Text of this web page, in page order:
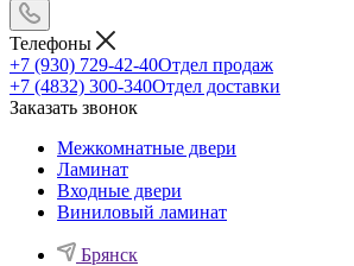
Телефоны
+7 (930) 729-42-40Отдел продаж
+7 (4832) 300-340Отдел доставки
Заказать звонок
Межкомнатные двери
Ламинат
Входные двери
Виниловый ламинат
Брянск